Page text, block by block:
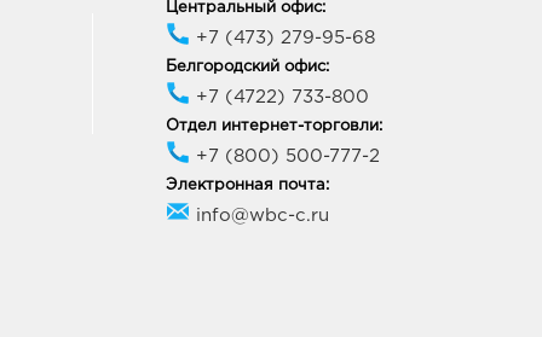
ЦТ Новгородская:
Воронежская область,
ул Новгородская,
9:00 - 20:00
Центральный офис:
+7 (473) 279-95-68
Белгородский офис:
+7 (4722) 733-800
Отдел интернет-торговли:
+7 (800) 500-777-2
Электронная почта:
info@wbc-c.ru